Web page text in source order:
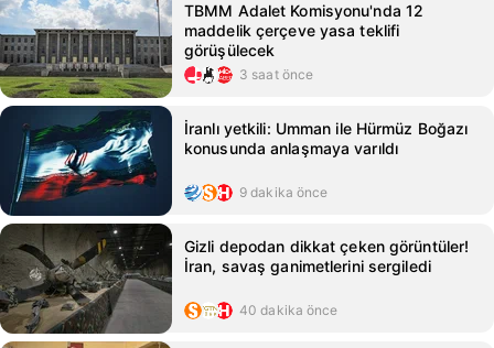
TBMM Adalet Komisyonu'nda 12
maddelik çerçeve yasa teklifi
görüşülecek
3 saat önce
İranlı yetkili: Umman ile Hürmüz Boğazı
konusunda anlaşmaya varıldı
9 dakika önce
Gizli depodan dikkat çeken görüntüler!
İran, savaş ganimetlerini sergiledi
40 dakika önce